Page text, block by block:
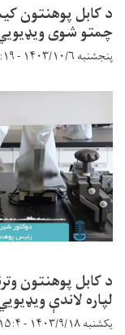
د کابل پوهنتون
چمتو شوی
پنجشنبه ۱۴۰۳/۱۰/۶ - ۱۳:۱۹
د کابل پوهنتون
لپاره لاندې
یکشنبه ۱۴۰۳/۹/۱۸ - ۱۵:۴